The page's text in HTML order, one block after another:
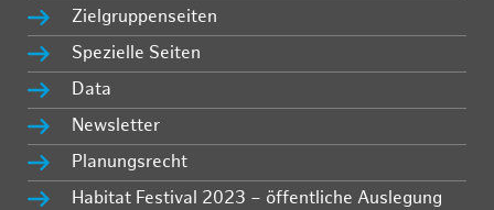
Zielgruppenseiten
Spezielle Seiten
Data
Newsletter
Planungsrecht
Habitat Festival 2023 – öffentliche Auslegung